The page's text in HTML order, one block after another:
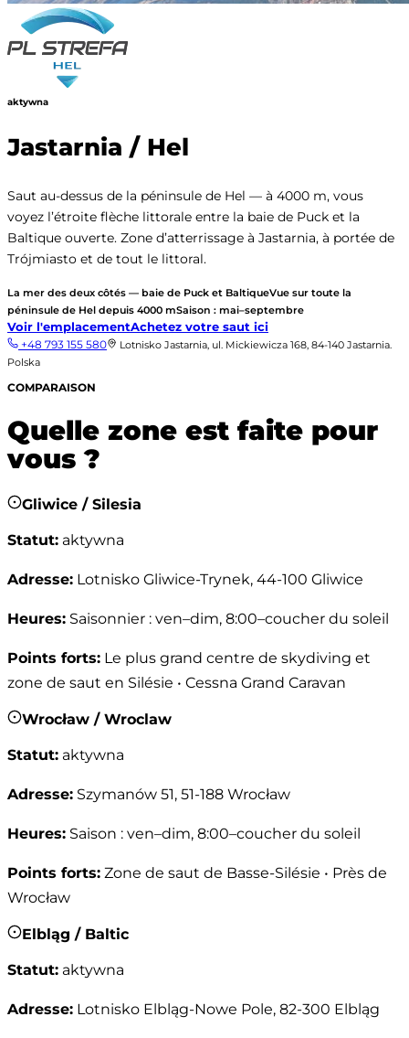
aktywna
Jastarnia / Hel
Saut au-dessus de la péninsule de Hel — à 4000 m, vous
voyez l’étroite flèche littorale entre la baie de Puck et la
Baltique ouverte. Zone d’atterrissage à Jastarnia, à portée de
Trójmiasto et de tout le littoral.
La mer des deux côtés — baie de Puck et BaltiqueVue sur toute la
péninsule de Hel depuis 4000 mSaison : mai–septembre
Voir l'emplacementAchetez votre saut ici
+48 793 155 580
Lotnisko Jastarnia, ul. Mickiewicza 168, 84-140 Jastarnia.
Polska
COMPARAISON
Quelle zone est faite pour
vous ?
Gliwice / Silesia
Statut: aktywna
Adresse: Lotnisko Gliwice-Trynek, 44-100 Gliwice
Heures: Saisonnier : ven–dim, 8:00–coucher du soleil
Points forts: Le plus grand centre de skydiving et
zone de saut en Silésie • Cessna Grand Caravan
Wrocław / Wroclaw
Statut: aktywna
Adresse: Szymanów 51, 51-188 Wrocław
Heures: Saison : ven–dim, 8:00–coucher du soleil
Points forts: Zone de saut de Basse-Silésie • Près de
Wrocław
Elbląg / Baltic
Statut: aktywna
Adresse: Lotnisko Elbląg-Nowe Pole, 82-300 Elbląg